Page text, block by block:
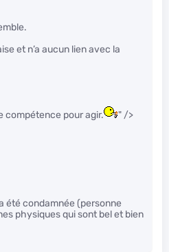
et n’a aucun lien avec la
compétence pour agir. " />
été condamnée (personne
physiques qui sont bel et bien